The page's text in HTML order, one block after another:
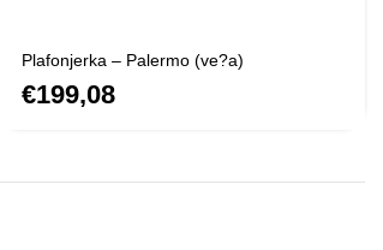
Plafonjerka – Palermo (ve?a)
€